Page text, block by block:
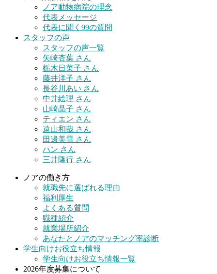
ノア動物病院の理念
代表メッセージ
代表に聞く99の質問
スタッフの声
スタッフの声一覧
矢崎杏葉 さん
栃木日菜子 さん
藤井洋子 さん
長谷川あい さん
中井絵理 さん
山崎晶子 さん
ティエン さん
遠山和哉 さん
田邊美雪 さん
ハン さん
三井隆行 さん
ノアの働き方
就職先に選ばれる理由
福利厚生
よくある質問
職種紹介
就業場所紹介
あなたとノアのマッチング率診断
学生向けお役立ち情報
学生向けお役立ち情報一覧
2026年度募集について